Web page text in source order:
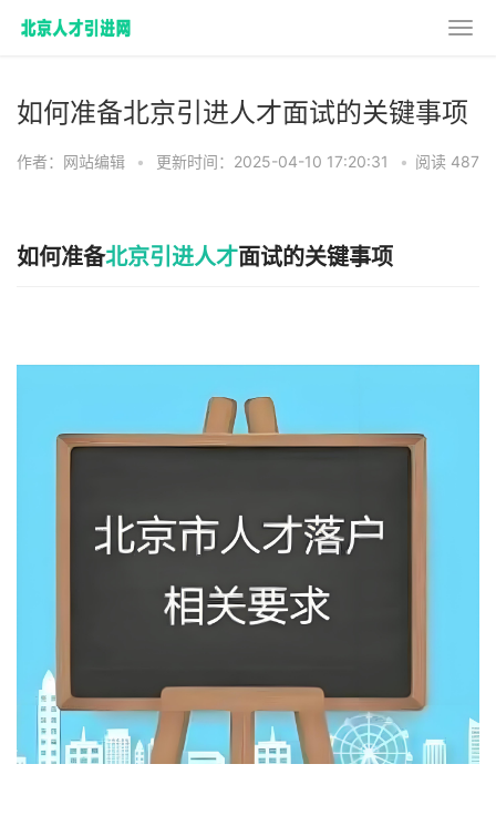
如何准备北京引进人才面试的关键事项
作者：网站编辑 • 更新时间：2025-04-10 17:20:31 • 阅读 487
如何准备北京引进人才面试的关键事项